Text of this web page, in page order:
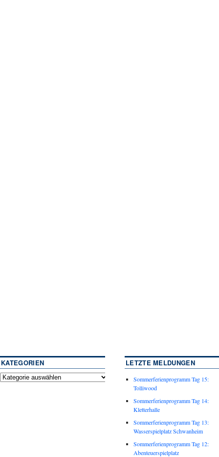
KATEGORIEN LETZTE MELDUNGEN
Sommerferienprogramm Tag 15:
Tolliwood
Sommerferienprogramm Tag 14:
Kletterhalle
Sommerferienprogramm Tag 13:
Wasserspielplatz Schwanheim
Sommerferienprogramm Tag 12:
Abenteuerspielplatz